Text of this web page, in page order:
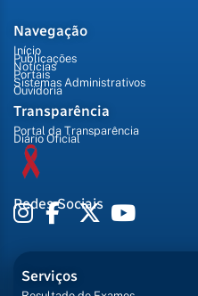
Navegação
Início
Publicações
Notícias
Portais
Sistemas Administrativos
Ouvidoria
Transparência
Portal da Transparência
Diário Oficial
Redes Sociais
Serviços